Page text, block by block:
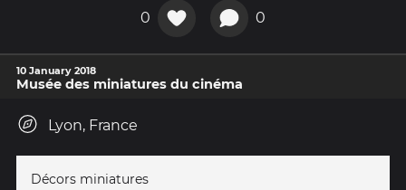
0 0
10 January 2018
Musée des miniatures du cinéma
Lyon, France
Décors miniatures